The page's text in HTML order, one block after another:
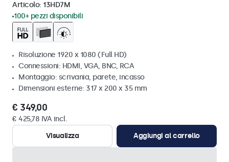
Articolo: 13HD7M
100+ pezzi disponibili
Risoluzione 1920 x 1080 (Full HD)
Connessioni: HDMI, VGA, BNC, RCA
Montaggio: scrivania, parete, incasso
Dimensioni esterne: 317 x 200 x 35 mm
€ 349,00
€ 425,78 IVA incl.
Visualizza
Aggiungi al carrello